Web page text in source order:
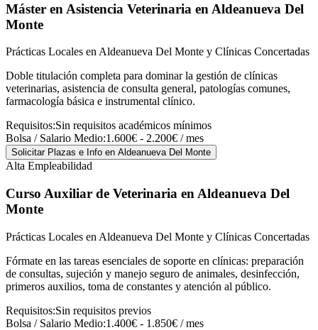
Máster en Asistencia Veterinaria en Aldeanueva Del
Monte
Prácticas Locales en Aldeanueva Del Monte y Clínicas Concertadas
Doble titulación completa para dominar la gestión de clínicas
veterinarias, asistencia de consulta general, patologías comunes,
farmacología básica e instrumental clínico.
Requisitos:Sin requisitos académicos mínimos
Bolsa / Salario Medio:1.600€ - 2.200€ / mes
Solicitar Plazas e Info en Aldeanueva Del Monte
Alta Empleabilidad
Curso Auxiliar de Veterinaria en Aldeanueva Del
Monte
Prácticas Locales en Aldeanueva Del Monte y Clínicas Concertadas
Fórmate en las tareas esenciales de soporte en clínicas: preparación
de consultas, sujeción y manejo seguro de animales, desinfección,
primeros auxilios, toma de constantes y atención al público.
Requisitos:Sin requisitos previos
Bolsa / Salario Medio:1.400€ - 1.850€ / mes